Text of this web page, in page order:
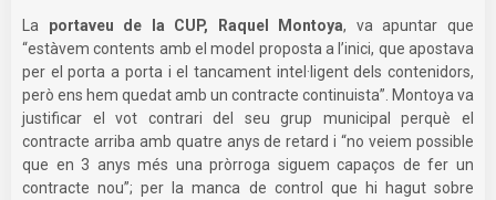
La portaveu de la CUP, Raquel Montoya, va apuntar que
“estàvem contents amb el model proposta a l’inici, que apostava
per el porta a porta i el tancament intel·ligent dels contenidors,
però ens hem quedat amb un contracte continuista”. Montoya va
justificar el vot contrari del seu grup municipal perquè el
contracte arriba amb quatre anys de retard i “no veiem possible
que en 3 anys més una pròrroga siguem capaços de fer un
contracte nou”; per la manca de control que hi hagut sobre